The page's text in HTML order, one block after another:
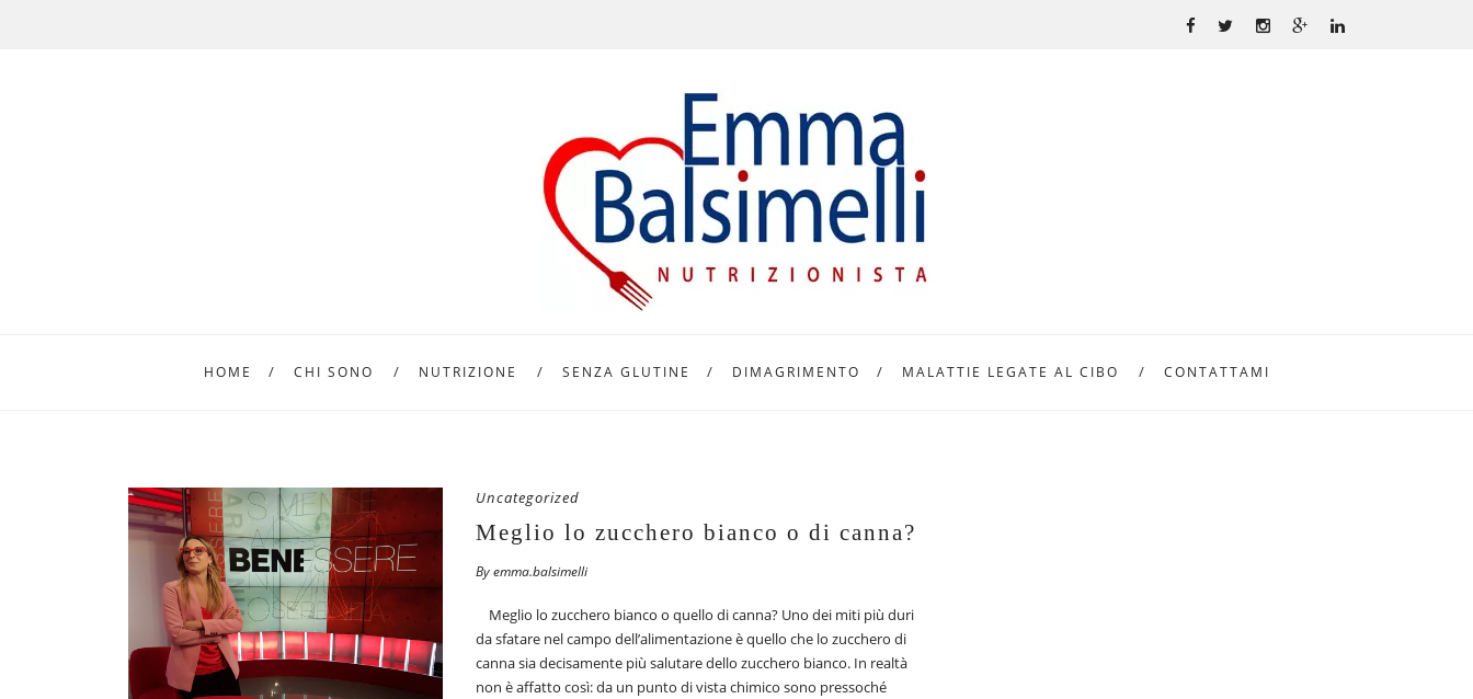
HOME CHI SONO NUTRIZIONE SENZA GLUTINE DIMAGRIMENTO MALATTIE LEGATE AL CIBO CONTATTAMI
Uncategorized
Meglio lo zucchero bianco o di canna?
By emma.balsimelli
Meglio lo zucchero bianco o quello di canna? Uno dei miti più duri
da sfatare nel campo dell’alimentazione è quello che lo zucchero di
canna sia decisamente più salutare dello zucchero bianco. In realtà
non è affatto così: da un punto di vista chimico sono pressoché